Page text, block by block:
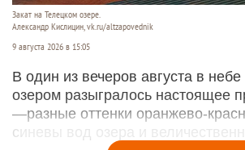
Закат на Телецком озере.
Александр Кислицин, vk.ru/altzapovednik
9 августа 2026 в 15:05
В один из вечеров августа в
озером разыгралось настоящее
—разные оттенки оранжево-
синевы вод озера и